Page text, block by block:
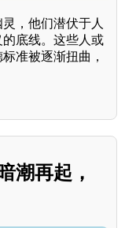
，他们潜伏于人
底线。这些人或
准被逐渐扭曲，
潮再起，